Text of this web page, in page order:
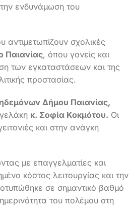
ενδυνάμωση του
σχολικές
Παιανίας, όπου γονείς και
των εγκαταστάσεων και της
προστασίας.
Δήμου Παιανίας,
κ. Σοφία Κοκμότου. Οι
και στην ανάγκη
με επαγγελματίες και
κόστος λειτουργίας και την
σε σημαντικό βαθμό
του πολέμου στη